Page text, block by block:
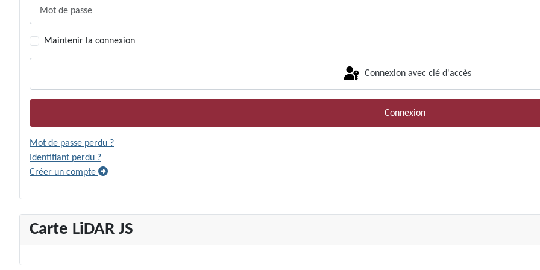
Maintenir la connexion
Connexion avec clé d'accès
Connexion
Mot de passe perdu ?
Identifiant perdu ?
Créer un compte
Carte LiDAR JS